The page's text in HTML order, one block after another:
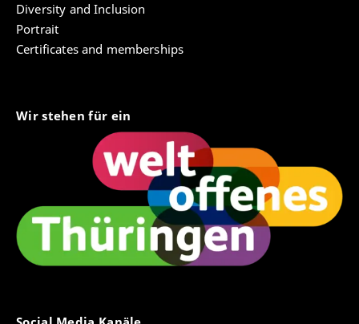
Diversity and Inclusion
Portrait
Certificates and memberships
Wir stehen für ein